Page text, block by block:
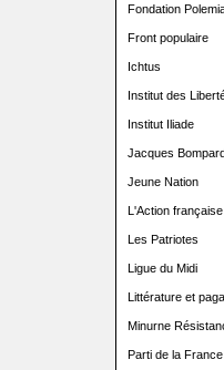
Fondation
Front populaire
Ichtus
Institut des
Institut Iliade
Jacques
Jeune Nation
L'Action française
Les Patriotes
Ligue du Midi
Littérature et
Minurne
Parti de la France